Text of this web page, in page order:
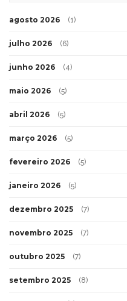
agosto 2026 (1)
julho 2026 (6)
junho 2026 (4)
maio 2026 (5)
abril 2026 (5)
março 2026 (5)
fevereiro 2026 (5)
janeiro 2026 (5)
dezembro 2025 (7)
novembro 2025 (7)
outubro 2025 (7)
setembro 2025 (8)